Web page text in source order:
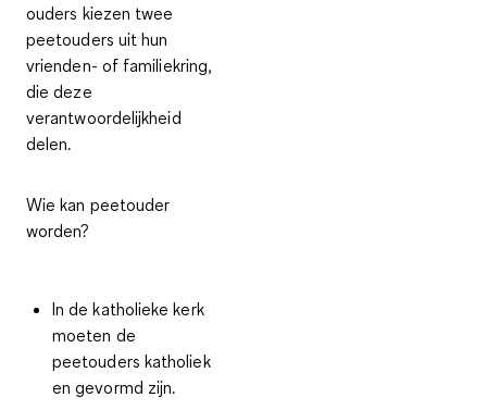
ouders kiezen twee
peetouders uit hun
vrienden- of familiekring,
die deze
verantwoordelijkheid
delen.
Wie kan peetouder
worden?
In dekatholieke kerk
moeten de
peetouders katholiek
en gevormd zijn.